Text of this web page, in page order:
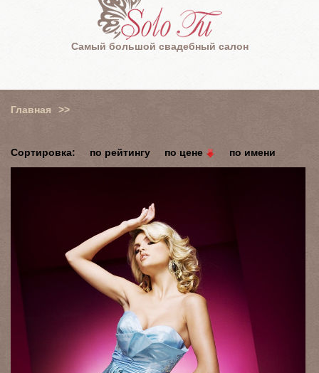
Самый большой свадебный салон
Главная >>
Сортировка: по рейтингу по цене по имени